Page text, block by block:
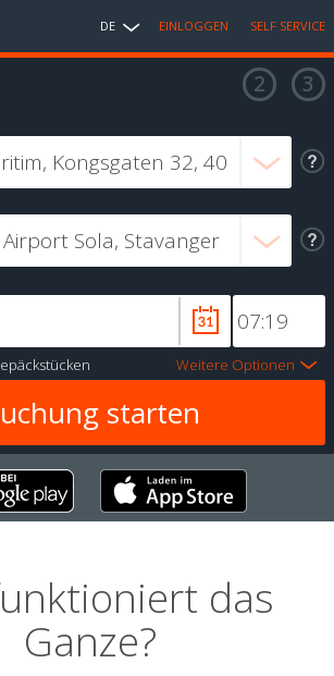
DE EINLOGGEN SELF SERVICE
Weitere Optionen
das
Ganze?